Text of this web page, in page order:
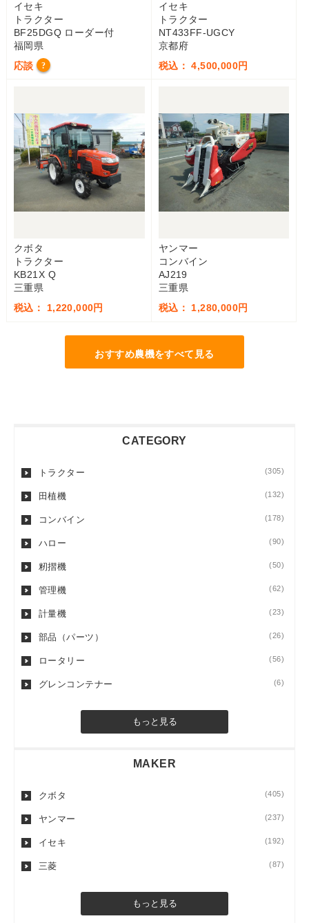
イセキ
トラクター
BF25DGQ ローダー付
福岡県
応談
?
イセキ
トラクター
NT433FF-UGCY
京都府
税込： 4,500,000円
クボタ
トラクター
KB21X Q
三重県
税込： 1,220,000円
ヤンマー
コンバイン
AJ219
三重県
税込： 1,280,000円
おすすめ農機をすべて見る
CATEGORY
トラクター (305)
田植機 (132)
コンバイン (178)
ハロー (90)
籾摺機 (50)
管理機 (62)
計量機 (23)
部品（パーツ） (26)
ロータリー (56)
グレンコンテナー (6)
もっと見る
MAKER
クボタ (405)
ヤンマー (237)
イセキ (192)
三菱 (87)
もっと見る